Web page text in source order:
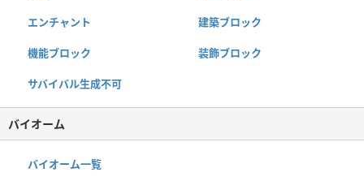
エンチャント 建築ブロック
機能ブロック 装飾ブロック
サバイバル生成不可
バイオーム
バイオーム一覧